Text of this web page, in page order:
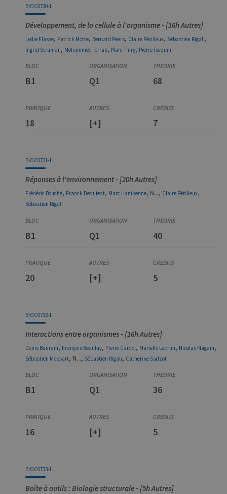
BIOC0730-1
Développement, de la cellule à l'organisme - [16h Autres]
Lydie Flasse, Patrick Motte, Bernard Peers, Claire Périlleux, Sébastien Rigali,
Ingrid Struman, Mohammed Terrak, Marc Thiry, PierreTocquin
B1 Q1 68
18 [+] 7
BIOC0731-1
Réponses à l'environnement - [20h Autres]
Frédéric Bouché, Franck Dequiedt, Marc Hanikenne, N..., Claire Périlleux,
Sébastien Rigali
B1 Q1 40
20 [+] 5
BIOC0732-1
Interactions entre organismes - [16h Autres]
Denis Baurain, François Beaufay, Pierre Cardol, Marielle Lebrun, Nicolas Magain,
Sébastien Massart, N..., Sébastien Rigali, Catherine Sadzot
B1 Q1 36
16 [+] 5
BIOC0733-1
Boîte à outils : Biologie structurale - [5h Autres]